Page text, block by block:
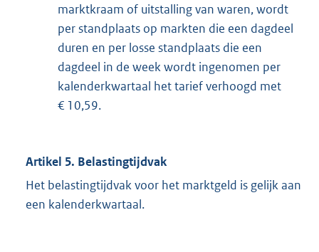
marktkraam of uitstalling van waren, wordt
per standplaats op markten die een dagdeel
duren en per losse standplaats die een
dagdeel in de week wordt ingenomen per
kalenderkwartaal het tarief verhoogd met
€ 10,59.
Artikel 5. Belastingtijdvak
Het belastingtijdvak voor het marktgeld is gelijk aan
een kalenderkwartaal.